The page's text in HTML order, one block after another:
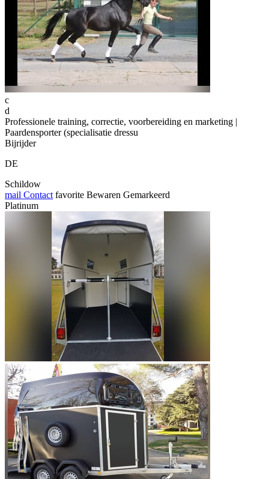
c
d
Professionele training, correctie, voorbereiding en marketing |
Paardensporter (specialisatie dressu
Bijrijder
DE
Schildow
mail Contact favorite Bewaren Gemarkeerd
Platinum